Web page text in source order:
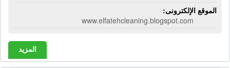
الموقع الإلكترونى:
www.elfatehcleaning.blogspot.com
المزيد